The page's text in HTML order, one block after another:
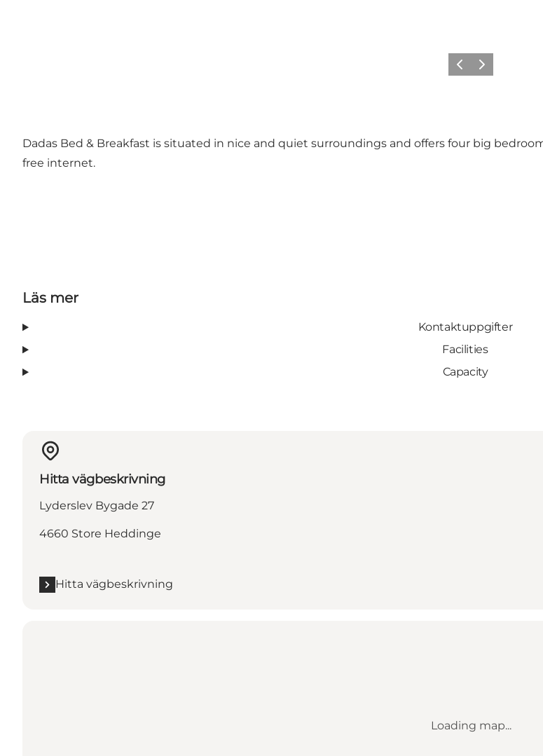
Föregående
Nästa
Dadas Bed & Breakfast is situated in nice and quiet surroundings and offers four big
free internet.
Läs mer
Kontaktuppgifter
Facilities
Capacity
Hitta vägbeskrivning
Lyderslev Bygade 27
4660 Store Heddinge
Hitta vägbeskrivning
Loading map...